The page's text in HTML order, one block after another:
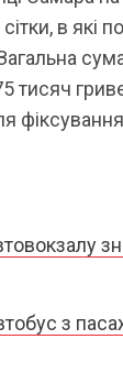
в які
тисяч
з